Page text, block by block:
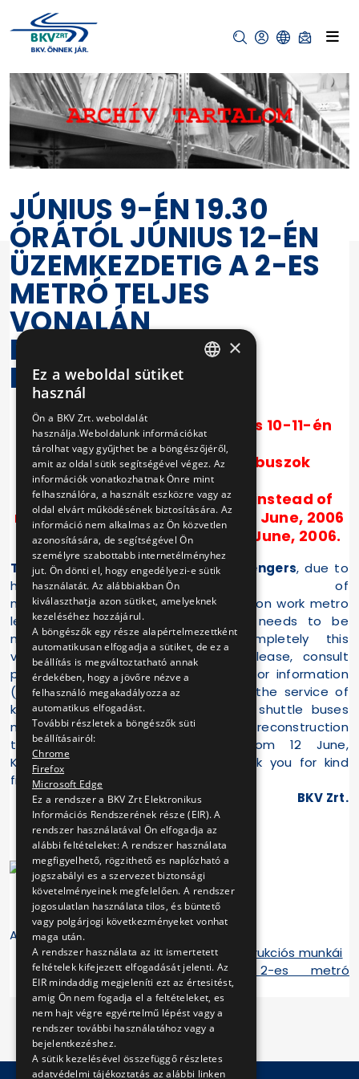
JÚNIUS 9-ÉN 19.30
ÓRÁTÓL JÚNIUS 12-ÉN
ÜZEMKEZDETIG A 2-ES
METRÓ TELJES
VONALÁN
PÓTLÓBUSZOK
KÖZLEKEDNEK
2006. június 9-én 19.30 után és 10-11-én
egésznap
a 2-es metró helyett pótlóbuszok
közlekednek
Shuttle buses will be running instead of
metro No. 2 after 7.30 p.m. on 9 June, 2006
and on the whole day on 10-11 June, 2006.
Tisztelt Utasaink!Ezen a
hétvégén a 2-es
metróvonal teljes
lezárására a felújítási
munkák előkészítése miatt
van szükség. A metró és
pótlóbuszok felújítás alatti
(június 12-től érvényes)
közlekedéséről tekintsék
meg külön
tájékoztatónkat.
Köszönjük szíves
figyelmüket.
BKV Zrt.
Dear Passengers, due to
preparation of
reconstruction work metro
line No. 2 needs to be
closed completely this
weekend. Please, consult
this sheet for information
concerning the service of
metro and shuttle buses
during the reconstruction
(applies from 12 June,
2006). Thank you for kind
BKV Zrt.
A 2-es metró felújításának hírei:
Folytatódnak a 2-es metró rekonstrukciós munkái
Ősszel is folytatódnak a 2-es metró
rekonstrukciós munkái
×
Ez a weboldal sütiket
használ
Ön a BKV Zrt. weboldalát
használja.Weboldalunk információkat
tárolhat vagy gyűjthet be a böngészőjéről,
amit az oldal sütik segítségével végez. Az
információk vonatkozhatnak Önre mint
felhasználóra, a használt eszközre vagy az
oldal elvárt működésének biztosítására. Az
információ nem alkalmas az Ön közvetlen
azonosítására, de segítségével Ön
személyre szabottabb internetélményhez
jut. Ön dönti el, hogy engedélyezi-e sütik
használatát. Az alábbiakban Ön
kiválaszthatja azon sütiket, amelyeknek
kezeléséhez hozzájárul.
A böngészők egy része alapértelmezettként
automatikusan elfogadja a sütiket, de ez a
beállítás is megváltoztatható annak
érdekében, hogy a jövőre nézve a
felhasználó megakadályozza az
automatikus elfogadást.
További részletek a böngészők süti
beállításairól:
Chrome
Firefox
Microsoft Edge
Ez a rendszer a BKV Zrt Elektronikus
Információs Rendszerének része (EIR). A
rendszer használatával Ön elfogadja az
alábbi feltételeket: A rendszer használata
megfigyelhető, rögzithető es naplózható a
jogszabályi es a szervezet biztonsági
követelményeinek megfelelően. A rendszer
jogosulatlan használata tilos, és büntető
vagy polgárjogi következményeket vonhat
maga után.
A rendszer használata az itt ismertetett
feltételek kifejezett elfogadását jelenti. Az
EIR mindaddig megjeleníti ezt az értesitést,
amig Ön nem fogadja el a feltételeket, es
nem hajt végre egyértelmű lépést vagy a
rendszer további használatához vagy a
bejelentkezéshez.
A sütik kezelésével összefüggő részletes
adatvédelmi tájékoztatás az alábbi linken